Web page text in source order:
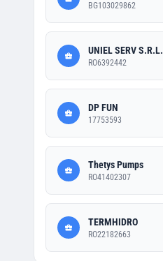
BG103029862
UNIEL SERV S.R.L.
RO6392442
DP FUN
17753593
Thetys Pumps
RO41402307
TERMHIDRO
RO22182663